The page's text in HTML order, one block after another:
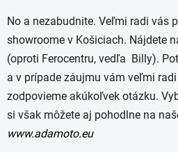
No a nezabudnite. Veľmi radi vás
showroome v Košiciach. Nájdete
(oproti Ferocentru, vedľa Billy).
a v prípade záujmu vám veľmi
zodpovieme akúkoľvek otázku.
si však môžete aj pohodlne na
www.adamoto.eu